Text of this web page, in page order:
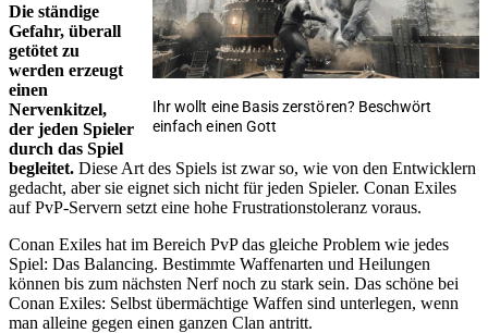
Ihr wollt eine Basis zerstören? Beschwört
einfach einen Gott
Die ständige
Gefahr, überall
getötet zu
werden erzeugt
einen
Nervenkitzel,
der jeden Spieler
durch das Spiel
begleitet. Diese Art des Spiels ist zwar so, wie von den Entwicklern
gedacht, aber sie eignet sich nicht für jeden Spieler. Conan Exiles
auf PvP-Servern setzt eine hohe Frustrationstoleranz voraus.
Conan Exiles hat im Bereich PvP das gleiche Problem wie jedes
Spiel: Das Balancing. Bestimmte Waffenarten und Heilungen
können bis zum nächsten Nerf noch zu stark sein. Das schöne bei
Conan Exiles: Selbst übermächtige Waffen sind unterlegen, wenn
man alleine gegen einen ganzen Clan antritt.